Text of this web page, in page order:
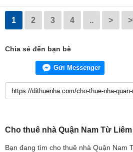
1 2 3 4 .. >
Chia sẻ đến bạn bè
Gửi Messenger
Cho thuê nhà Quận Nam Từ
Bạn đang tìm cho thuê nhà Quận Nam